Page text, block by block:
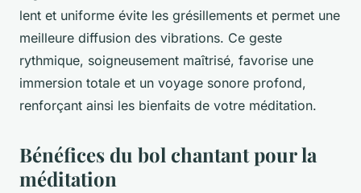
lent et uniforme évite les grésillements et permet une
meilleure diffusion des vibrations. Ce geste
rythmique, soigneusement maîtrisé, favorise une
immersion totale et un voyage sonore profond,
renforçant ainsi les bienfaits de votre méditation.
Bénéfices du bol chantant pour la
méditation